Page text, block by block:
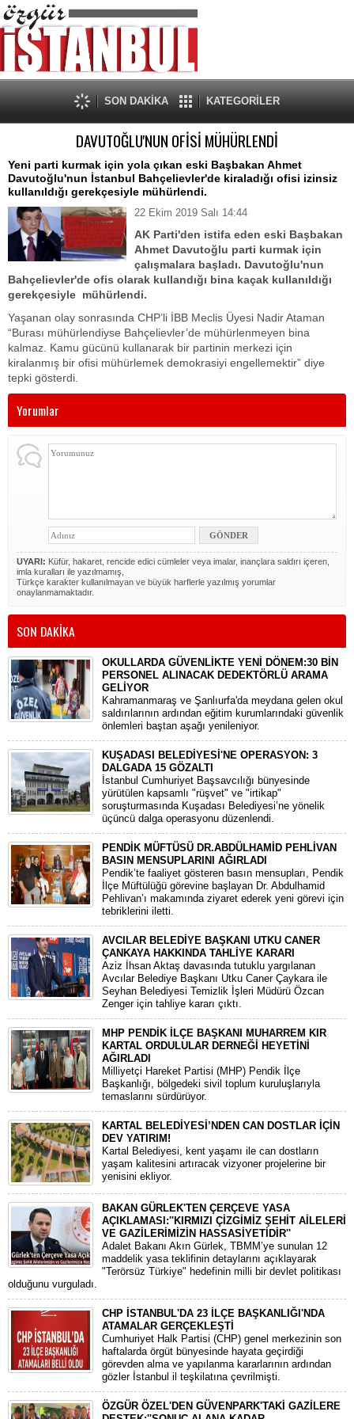
SON DAKİKA KATEGORİLER
DAVUTOĞLU'NUN OFİSİ MÜHÜRLENDİ
Yeni parti kurmak için yola çıkan eski Başbakan Ahmet
Davutoğlu'nun İstanbul Bahçelievler'de kiraladığı ofisi izinsiz
kullanıldığı gerekçesiyle mühürlendi.
22 Ekim 2019 Salı 14:44
AK Parti'den istifa eden eski Başbakan
Ahmet Davutoğlu parti kurmak için
çalışmalara başladı. Davutoğlu'nun
Bahçelievler'de ofis olarak kullandığı bina kaçak kullanıldığı
gerekçesiyle mühürlendi.
Yaşanan olay sonrasında CHP’li İBB Meclis Üyesi Nadir Ataman
“Burası mühürlendiyse Bahçelievler’de mühürlenmeyen bina
kalmaz. Kamu gücünü kullanarak bir partinin merkezi için
kiralanmış bir ofisi mühürlemek demokrasiyi engellemektir” diye
tepki gösterdi.
Yorumlar
UYARI: Küfür, hakaret, rencide edici cümleler veya imalar, inançlara saldırı içeren,
imla kuralları ile yazılmamış,
Türkçe karakter kullanılmayan ve büyük harflerle yazılmış yorumlar
onaylanmamaktadır.
SON DAKİKA
OKULLARDA GÜVENLİKTE YENİ DÖNEM:30 BİN
PERSONEL ALINACAK DEDEKTÖRLÜ ARAMA
GELİYOR
​Kahramanmaraş ve Şanlıurfa'da meydana gelen okul
saldırılarının ardından eğitim kurumlarındaki güvenlik
önlemleri baştan aşağı yenileniyor.
KUŞADASI BELEDİYESİ'NE OPERASYON: 3
DALGADA 15 GÖZALTI
​İstanbul Cumhuriyet Başsavcılığı bünyesinde
yürütülen kapsamlı "rüşvet" ve "irtikap"
soruşturmasında Kuşadası Belediyesi’ne yönelik
üçüncü dalga operasyonu düzenlendi.
PENDİK MÜFTÜSÜ DR.ABDÜLHAMİD PEHLİVAN
BASIN MENSUPLARINI AĞIRLADI
​Pendik’te faaliyet gösteren basın mensupları, Pendik
İlçe Müftülüğü görevine başlayan Dr. Abdulhamid
Pehlivan’ı makamında ziyaret ederek yeni görevi için
tebriklerini iletti.
AVCILAR BELEDİYE BAŞKANI UTKU CANER
ÇANKAYA HAKKINDA TAHLİYE KARARI
​Aziz İhsan Aktaş davasında tutuklu yargılanan
Avcılar Belediye Başkanı Utku Caner Çaykara ile
Seyhan Belediyesi Temizlik İşleri Müdürü Özcan
Zenger için tahliye kararı çıktı.
MHP PENDİK İLÇE BAŞKANI MUHARREM KIR
KARTAL ORDULULAR DERNEĞİ HEYETİNİ
AĞIRLADI
​Milliyetçi Hareket Partisi (MHP) Pendik İlçe
Başkanlığı, bölgedeki sivil toplum kuruluşlarıyla
temaslarını sürdürüyor.
KARTAL BELEDİYESİ’NDEN CAN DOSTLAR İÇİN
DEV YATIRIM!
Kartal Belediyesi, kent yaşamı ile can dostların
yaşam kalitesini artıracak vizyoner projelerine bir
yenisini ekliyor.
BAKAN GÜRLEK'TEN ÇERÇEVE YASA
AÇIKLAMASI:''KIRMIZI ÇİZGİMİZ ŞEHİT AİLELERİ
VE GAZİLERİMİZİN HASSASİYETİDİR''
Adalet Bakanı Akın Gürlek, TBMM’ye sunulan 12
maddelik yasa teklifinin detaylarını açıklayarak
"Terörsüz Türkiye" hedefinin milli bir devlet politikası
olduğunu vurguladı.
CHP İSTANBUL'DA 23 İLÇE BAŞKANLIĞI'NDA
ATAMALAR GERÇEKLEŞTİ
​Cumhuriyet Halk Partisi (CHP) genel merkezinin son
haftalarda örgüt bünyesinde hayata geçirdiği
görevden alma ve yapılanma kararlarının ardından
gözler İstanbul il teşkilatına çevrilmişti.
ÖZGÜR ÖZEL'DEN GÜVENPARK'TAKİ GAZİLERE